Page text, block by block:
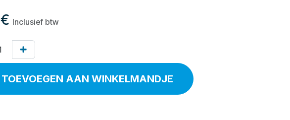
€ Inclusief btw
TOEVOEGEN AAN WINKELMANDJE